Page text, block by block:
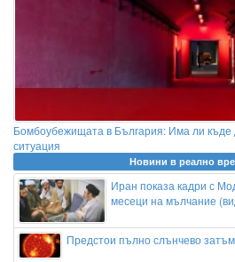
Бомбоубежищата в България: Има ли къде
ситуация
Новини в реално
Иран показа кадри с
месеци на мълчание
Предстои пълно слънчево